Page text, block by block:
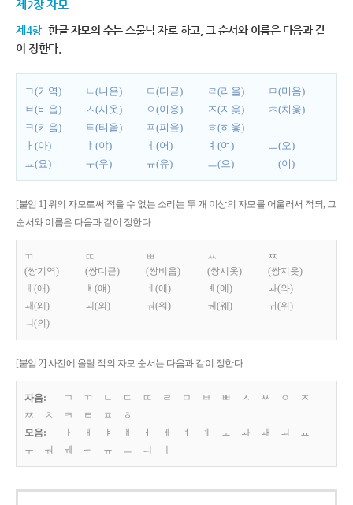
제2장 자모
제4항 한글 자모의 수는 스물넉 자로 하고, 그 순서와 이름은 다음과 같
이 정한다.
ㄱ(기역) ㄴ(니은) ㄷ(디귿) ㄹ(리을)
ㅁ(미음)
ㅂ(비읍)
ㅅ(시옷) ㅇ(이응) ㅈ(지읒)
ㅊ(치읓)
ㅋ(키읔)
ㅌ(티읕) ㅍ(피읖)
ㅎ(히읗)
ㅏ(아)
ㅑ(야) ㅓ(어) ㅕ(여)
ㅗ(오)
ㅛ(요)
ㅜ(우) ㅠ(유) ㅡ(으) ㅣ(이)
[붙임 1] 위의 자모로써 적을 수 없는 소리는 두 개 이상의 자모를 어울러서 적되, 그
순서와 이름은 다음과 같이 정한다.
ㄲ
(쌍기역)
ㄸ
(쌍디귿)
ㅃ
(쌍비읍)
ㅆ
(쌍시옷)
ㅉ
(쌍지읒)
ㅐ(애)
ㅒ(얘) ㅔ(에) ㅖ(예)
ㅘ(와)
ㅙ(왜)
ㅚ(외) ㅝ(워) ㅞ(웨)
ㅟ(위)
ㅢ(의)
[붙임 2] 사전에 올릴 적의 자모 순서는 다음과 같이 정한다.
자음: ㄱ ㄲ ㄴ ㄷ ㄸ ㄹ ㅁ ㅂ ㅃ ㅅ ㅆ ㅇ
ㅈ
ㅉ
ㅊ ㅋ ㅌ ㅍ
ㅎ
모음:
ㅏ ㅐ ㅑ ㅒ ㅓ ㅔ ㅕ ㅖ ㅗ ㅘ ㅙ ㅚ
ㅛ
ㅜ
ㅝ ㅞ ㅟ ㅠ ㅡ ㅢ